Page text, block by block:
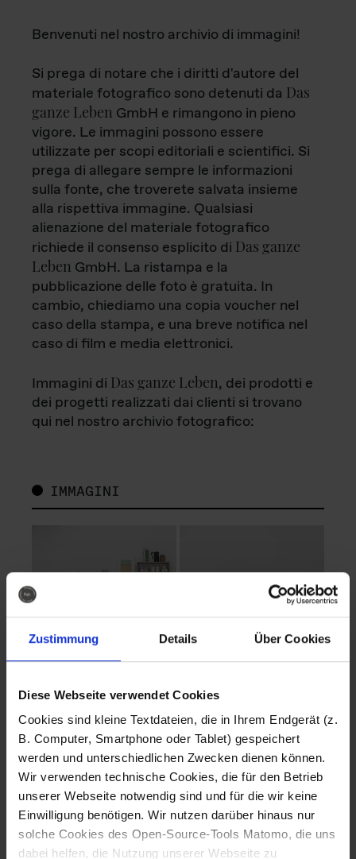
Zustimmung Details Über Cookies
Diese Webseite verwendet Cookies
Cookies sind kleine Textdateien, die in Ihrem Endgerät (z.
B. Computer, Smartphone oder Tablet) gespeichert
werden und unterschiedlichen Zwecken dienen können.
Wir verwenden technische Cookies, die für den Betrieb
unserer Webseite notwendig sind und für die wir keine
Einwilligung benötigen. Wir nutzen darüber hinaus nur
solche Cookies des Open-Source-Tools Matomo, die uns
dabei helfen, die Nutzung unserer Webseite zu
Benvenuti nel nostro archivio di immagini!
Si prega di notare che i diritti d'autore del
materiale fotografico sono detenuti da Das
ganze Leben GmbH e rimangono in pieno
vigore. Le immagini possono essere
utilizzate per scopi editoriali e scientifici. Si
prega di allegare sempre le informazioni
sulla fonte, che troverete salvata insieme
alla rispettiva immagine. Qualsiasi
alienazione del materiale fotografico
richiede il consenso esplicito di Das ganze
Leben GmbH. La ristampa e la
pubblicazione delle foto è gratuita. In
cambio, chiediamo una copia voucher nel
caso della stampa, e una breve notifica nel
caso di film e media elettronici.
Immagini di Das ganze Leben, dei prodotti e
dei progetti realizzati dai clienti si trovano
qui nel nostro archivio fotografico:
IMMAGINI
Fotografo: Lorenz
Sternbach
Download
Fotografo: Lorenz
Sternbach
Download